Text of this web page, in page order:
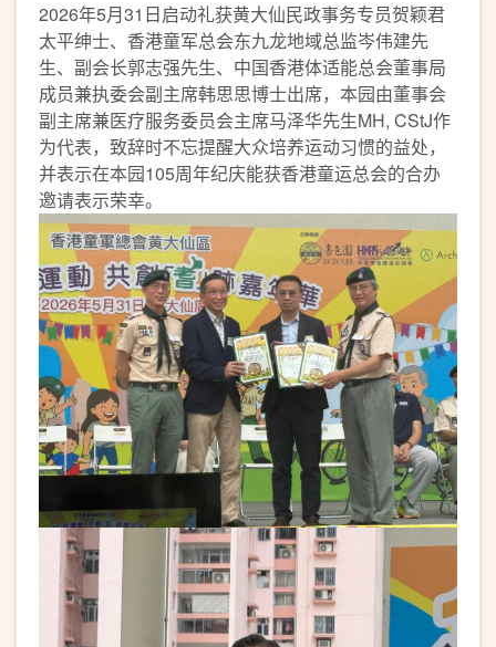
2026年5月31日启动礼获黄大仙民政事务专员贺颖君
太平绅士、香港童军总会东九龙地域总监岑伟建先
生、副会长郭志强先生、中国香港体适能总会董事局
成员兼执委会副主席韩思思博士出席，本园由董事会
副主席兼医疗服务委员会主席马泽华先生MH, CStJ作
为代表，致辞时不忘提醒大众培养运动习惯的益处，
并表示在本园105周年纪庆能获香港童运总会的合办
邀请表示荣幸。